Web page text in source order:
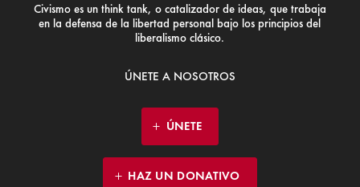
Civismo es un think tank, o catalizador de ideas, que trabaja
en la defensa de la libertad personal bajo los principios del
liberalismo clásico.
ÚNETE A NOSOTROS
ÚNETE
HAZ UN DONATIVO